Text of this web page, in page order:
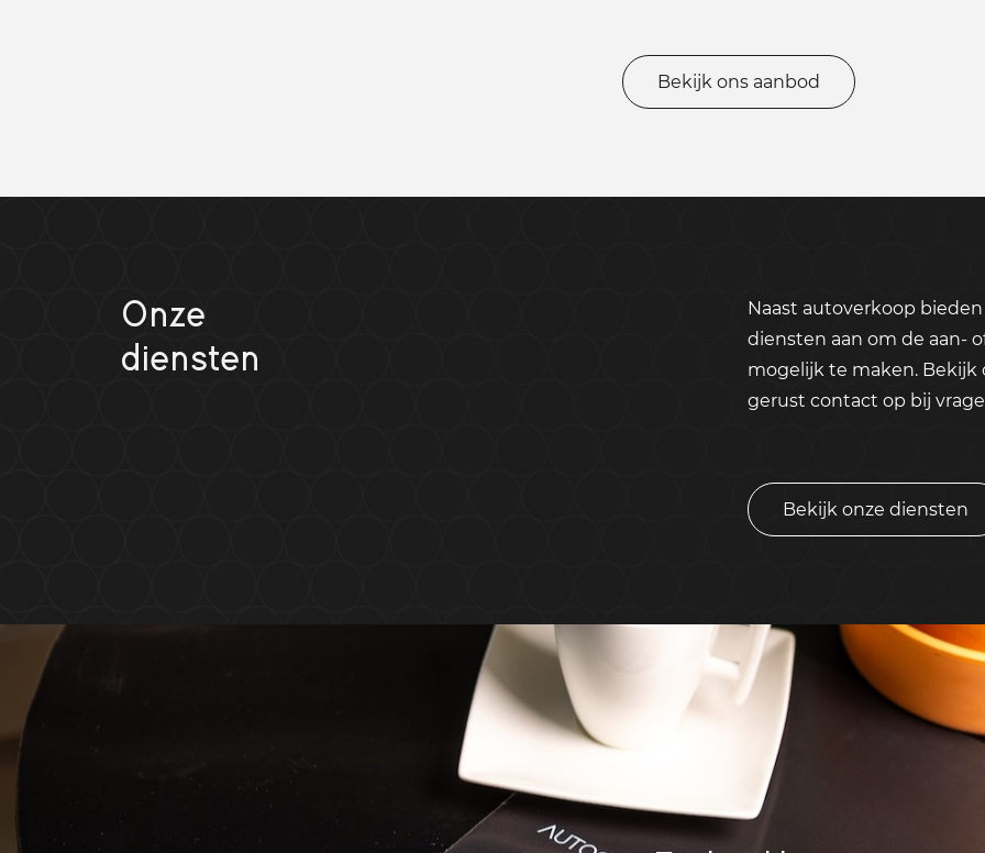
Bekijk ons aanbod
Onze
diensten
Naast autoverkoop
diensten aan om de aan-
mogelijk te maken. Bekijk
gerust contact op bij
Bekijk onze diensten